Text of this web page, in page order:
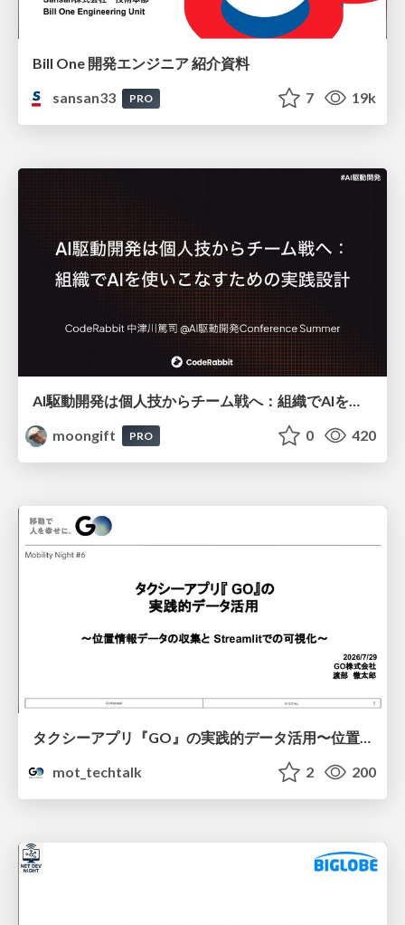
Bill One 開発エンジニア 紹介資料
sansan33
PRO 7 19k
moongift
PRO 0 420
タクシーアプリ『GO』の実践的データ活用〜位置情報データの収集とStreamlitでの可視化〜
mot_techtalk
2 200